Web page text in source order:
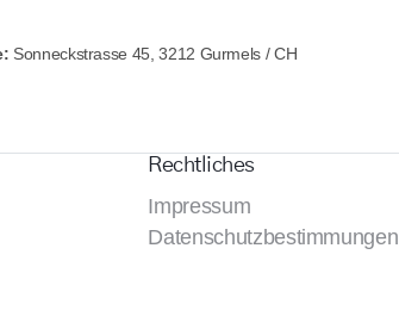
Sonneckstrasse 45, 3212 Gurmels / CH
Rechtliches
Impressum
Datenschutzbestimmungen